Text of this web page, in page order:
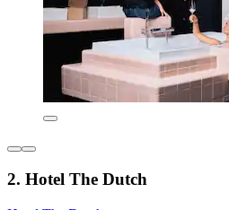
2. Hotel The Dutch